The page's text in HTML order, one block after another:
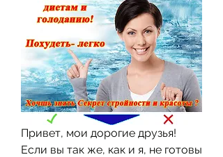
Привет, мои дорогие друзья!
Если вы так же, как и я, не готовы